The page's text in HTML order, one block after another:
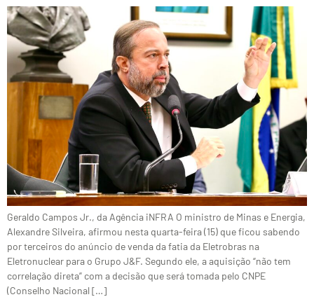
Geraldo Campos Jr., da Agência iNFRA O ministro de Minas e Energia,
Alexandre Silveira, afirmou nesta quarta-feira (15) que ficou sabendo
por terceiros do anúncio de venda da fatia da Eletrobras na
Eletronuclear para o Grupo J&F. Segundo ele, a aquisição “não tem
correlação direta” com a decisão que será tomada pelo CNPE
(Conselho Nacional […]